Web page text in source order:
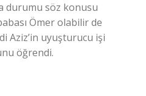
durumu söz konusu
Ömer olabilir de
Aziz’in uyuşturucu işi
öğrendi.